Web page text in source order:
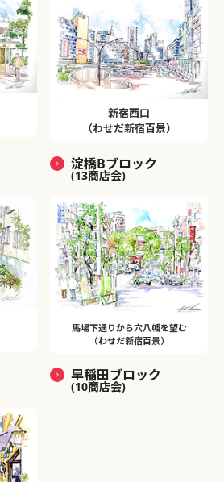
新宿西口
（わせだ新宿百景）
淀橋Bブロック
(13商店会)
馬場下通りから穴八幡を望む
（わせだ新宿百景）
早稲田ブロック
(10商店会)